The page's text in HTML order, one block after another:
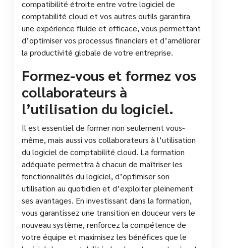
compatibilité étroite entre votre logiciel de
comptabilité cloud et vos autres outils garantira
une expérience fluide et efficace, vous permettant
d’optimiser vos processus financiers et d’améliorer
la productivité globale de votre entreprise.
Formez-vous et formez vos
collaborateurs à
l’utilisation du logiciel.
Il est essentiel de former non seulement vous-
même, mais aussi vos collaborateurs à l’utilisation
du logiciel de comptabilité cloud. La formation
adéquate permettra à chacun de maîtriser les
fonctionnalités du logiciel, d’optimiser son
utilisation au quotidien et d’exploiter pleinement
ses avantages. En investissant dans la formation,
vous garantissez une transition en douceur vers le
nouveau système, renforcez la compétence de
votre équipe et maximisez les bénéfices que le